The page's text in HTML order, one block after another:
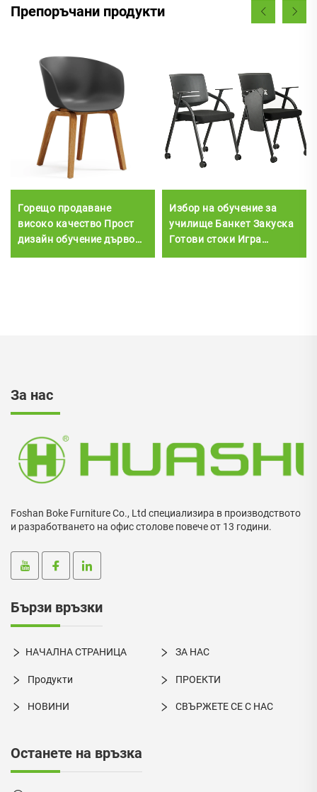
Препоръчани продукти
Горещо продаване
високо качество Прост
дизайн обучение дърво
Избор на обучение за
училище Банкет Закуска
Готови стоки Игра
За нас
Foshan Boke Furniture Co., Ltd специализира в производството
и разработването на офис столове повече от 13 години.
Бързи връзки
НАЧАЛНА СТРАНИЦА ЗА НАС
Продукти ПРОЕКТИ
НОВИНИ СВЪРЖЕТЕ СЕ С НАС
Останете на връзка